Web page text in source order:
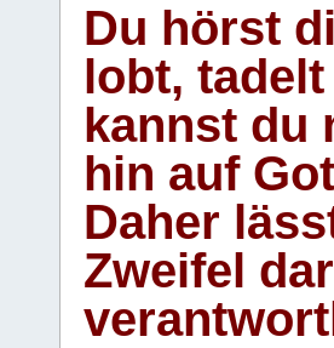
Du hörst
lobt,
kannst du
hin auf
Daher
Zweifel